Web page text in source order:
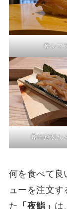
⑥シマ
⑧自家製か
何を食べて良
ューを注文
た 「夜鮨」 は